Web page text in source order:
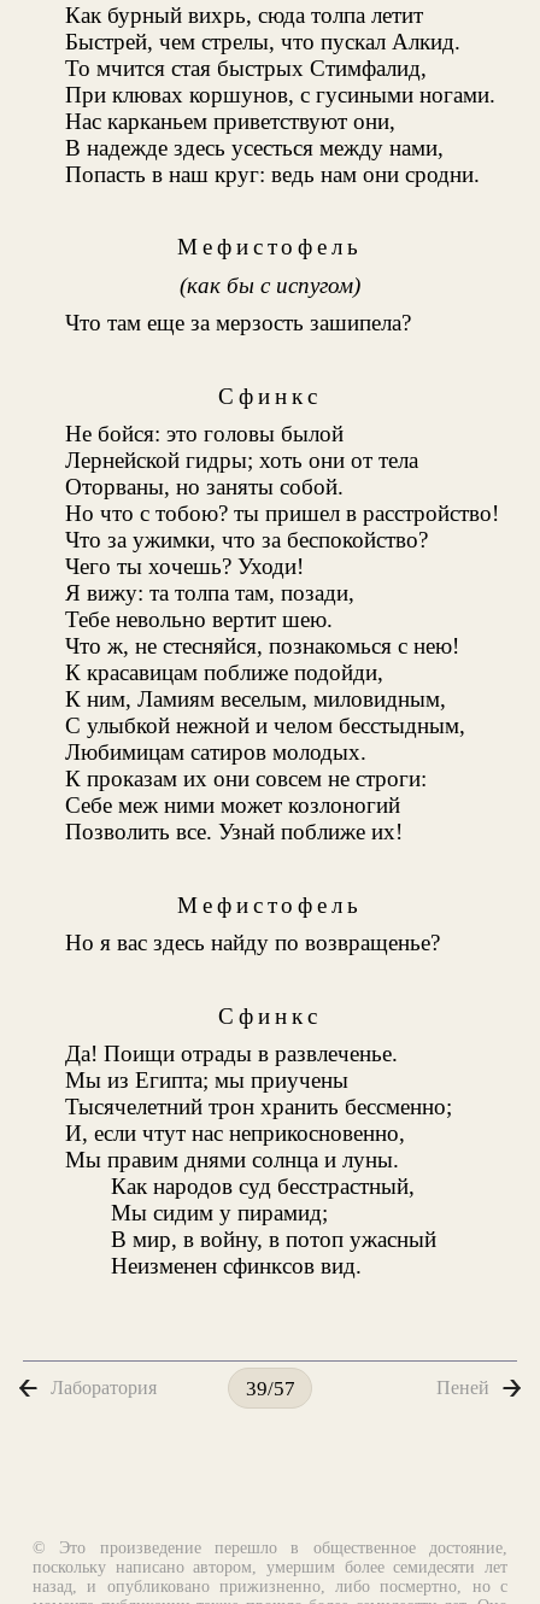
Как бурный вихрь, сюда толпа летит
Быстрей, чем стрелы, что пускал Алкид.
То мчится стая быстрых Стимфалид,
При клювах коршунов, с гусиными ногами.
Нас карканьем приветствуют они,
В надежде здесь усесться между нами,
Попасть в наш круг: ведь нам они сродни.
Мефистофель
(как бы с испугом)
Что там еще за мерзость зашипела?
Сфинкс
Не бойся: это головы былой
Лернейской гидры; хоть они от тела
Оторваны, но заняты собой.
Но что с тобою? ты пришел в расстройство!
Что за ужимки, что за беспокойство?
Чего ты хочешь? Уходи!
Я вижу: та толпа там, позади,
Тебе невольно вертит шею.
Что ж, не стесняйся, познакомься с нею!
К красавицам поближе подойди,
К ним, Ламиям веселым, миловидным,
С улыбкой нежной и челом бесстыдным,
Любимицам сатиров молодых.
К проказам их они совсем не строги:
Себе меж ними может козлоногий
Позволить все. Узнай поближе их!
Мефистофель
Но я вас здесь найду по возвращенье?
Сфинкс
Да! Поищи отрады в развлеченье.
Мы из Египта; мы приучены
Тысячелетний трон хранить бессменно;
И, если чтут нас неприкосновенно,
Мы правим днями солнца и луны.
Как народов суд бесстрастный,
Мы сидим у пирамид;
В мир, в войну, в потоп ужасный
Неизменен сфинксов вид.
Лаборатория 39/57 Пеней
© Это произведение перешло в общественное достояние,
поскольку написано автором, умершим более семидесяти лет
назад, и опубликовано прижизненно, либо посмертно, но с